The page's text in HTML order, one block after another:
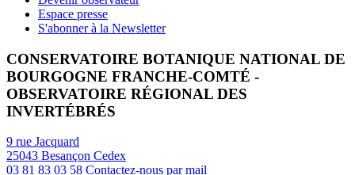
Espace presse
S'abonner à la Newsletter
CONSERVATOIRE BOTANIQUE NATIONAL DE
BOURGOGNE FRANCHE-COMTÉ -
OBSERVATOIRE RÉGIONAL DES
INVERTÉBRÉS
9 rue Jacquard
25043 Besançon Cedex
03 81 83 03 58 Contactez-nous par mail